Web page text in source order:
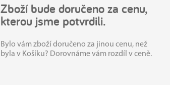
Zboží bude doručeno za cenu,
kterou jsme potvrdili.
Bylo vám zboží doručeno za jinou cenu, než
byla v Košíku? Dorovnáme vám rozdíl v ceně.